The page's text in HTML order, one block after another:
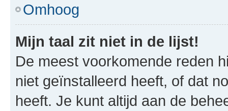
Omhoog
Mijn taal zit niet in de lijst!
De meest voorkomende reden
niet geïnstalleerd heeft, of dat
heeft. Je kunt altijd aan de